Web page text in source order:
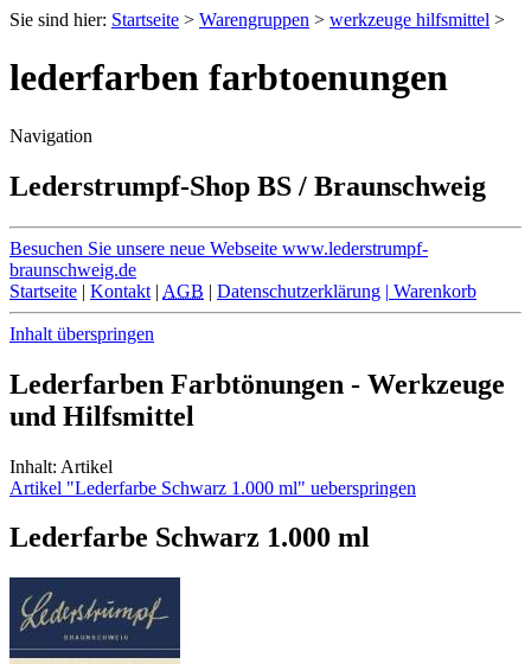
Sie sind hier: Startseite > Warengruppen > werkzeuge hilfsmittel >
lederfarben farbtoenungen
Navigation
Lederstrumpf-Shop BS / Braunschweig
Besuchen Sie unsere neue Webseite www.lederstrumpf-
braunschweig.de
Startseite | Kontakt | AGB | Datenschutzerklärung | Warenkorb
Inhalt überspringen
Lederfarben Farbtönungen - Werkzeuge
und Hilfsmittel
Inhalt: Artikel
Artikel "Lederfarbe Schwarz 1.000 ml" ueberspringen
Lederfarbe Schwarz 1.000 ml